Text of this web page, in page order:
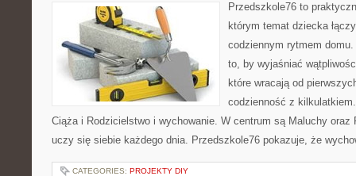
Przedszkole76 to
którym temat dziecka
codziennym rytmem
to, by wyjaśniać
które wracają od
codzienność z
Ciąża i Rodzicielstwo i wychowanie. W centrum są Maluchy
uczy się siebie każdego dnia. Przedszkole76 pokazuje, że
CATEGORIES: PROJEKTY DIY